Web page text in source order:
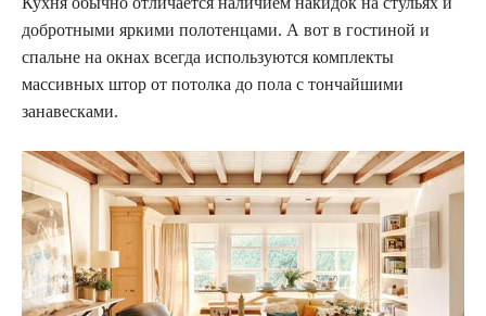
добротными яркими полотенцами. А вот в гостиной и
спальне на окнах всегда используются комплекты
массивных штор от потолка до пола с тончайшими
занавесками.